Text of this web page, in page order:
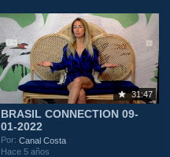
31:47
BRASIL CONNECTION 09-
01-2022
Por:Canal Costa
Hace 5 años